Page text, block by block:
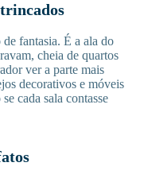
fantasia. É a ala do
cheia de quartos
ver a parte mais
decorativos e móveis
cada sala contasse